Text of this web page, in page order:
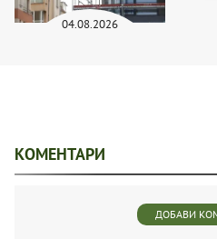
04.08.2026
КОМЕНТАРИ
ДОБАВИ